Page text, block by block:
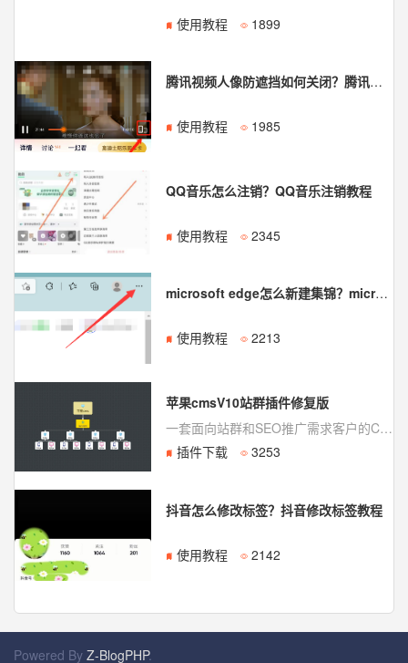
使用教程 1899
腾讯视频人像防遮挡如何关闭？腾讯视频人像防遮挡关闭教程
使用教程 1985
QQ音乐怎么注销？QQ音乐注销教程
使用教程 2345
microsoft edge怎么新建集锦？microsoft edge新建集锦教程
使用教程 2213
苹果cmsV10站群插件修复版
一套面向站群和SEO推广需求客户的CMS，从内核到功能都经过精心打造，利用最新的PHP和服务器特性实现只需安装一套程序即可管理无数网站、模板、绑定域名，极高的负载能力让一台单核云服务器即可承载数百网站，可操作用于关键词流量、站群流量、霸屏、域名流量，是医疗、美容、相亲、短视频、特种行业的首选系统！
插件下载
3253
抖音怎么修改标签？抖音修改标签教程
使用教程 2142
Powered By Z-BlogPHP.